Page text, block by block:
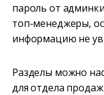
пароль от
топ-менеджеры,
информацию не
Разделы можно
для отдела